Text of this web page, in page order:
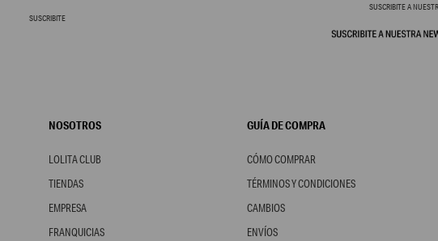
SUSCRIBITE A
SUSCRIBITE
NOSOTROS
LOLITA CLUB
TIENDAS
EMPRESA
FRANQUICIAS
GUÍA DE COMPRA
CÓMO COMPRAR
TÉRMINOS Y CONDICIONES
CAMBIOS
ENVÍOS